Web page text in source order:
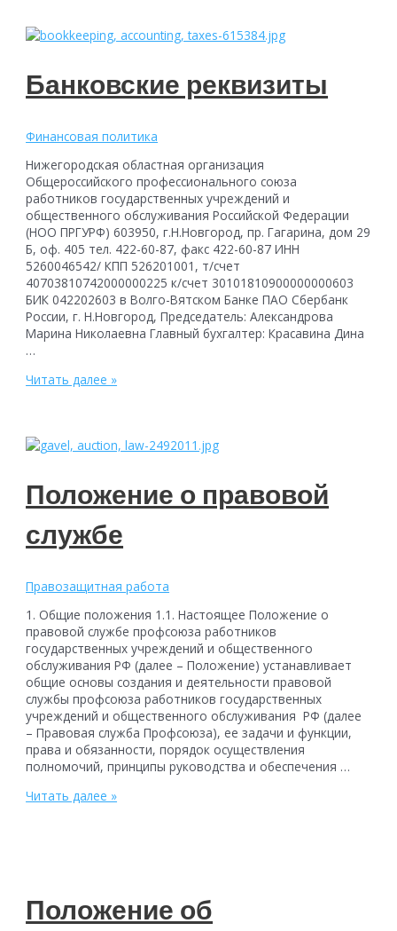
централизованном
Банковские реквизиты
Финансовая политика
Нижегородская областная организация
Общероссийского профессионального союза
работников государственных учреждений и
общественного обслуживания Российской Федерации
(НОО ПРГУРФ) 603950, г.Н.Новгород, пр. Гагарина, дом 29
Б, оф. 405 тел. 422-60-87, факс 422-60-87 ИНН
5260046542/ КПП 526201001, т/счет
40703810742000000225 к/счет 30101810900000000603
БИК 042202603 в Волго-Вятском Банке ПАО Сбербанк
России, г. Н.Новгород, Председатель: Александрова
Марина Николаевна Главный бухгалтер: Красавина Дина
…
Банковские
Читать далее »
Положение о правовой
службе
Правозащитная работа
1. Общие положения 1.1. Настоящее Положение о
правовой службе профсоюза работников
государственных учреждений и общественного
обслуживания РФ (далее – Положение) устанавливает
общие основы создания и деятельности правовой
службы профсоюза работников государственных
учреждений и общественного обслуживания РФ (далее
– Правовая служба Профсоюза), ее задачи и функции,
права и обязанности, порядок осуществления
полномочий, принципы руководства и обеспечения …
Положение
Читать далее »
Положение об